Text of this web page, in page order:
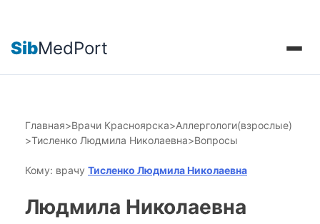
SibMedPort
Главная>Врачи Красноярска>Аллергологи(взрослые)
>Тисленко Людмила Николаевна>Вопросы
Кому: врачу Тисленко Людмила Николаевна
Людмила Николаевна